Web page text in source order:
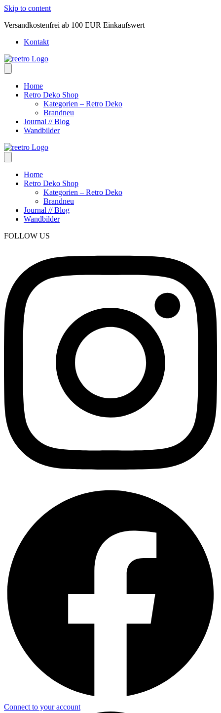
Skip to content
Versandkostenfrei ab 100 EUR Einkaufswert
Kontakt
Home
Retro Deko Shop
Kategorien – Retro Deko
Brandneu
Journal // Blog
Wandbilder
Home
Retro Deko Shop
Kategorien – Retro Deko
Brandneu
Journal // Blog
Wandbilder
FOLLOW US
Connect to your account